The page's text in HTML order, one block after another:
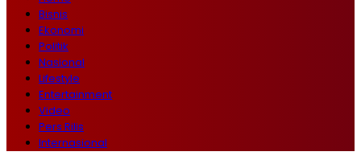
Bisnis
Ekonomi
Politik
Nasional
Lifestyle
Entertainment
Video
Pers Rilis
Internasional